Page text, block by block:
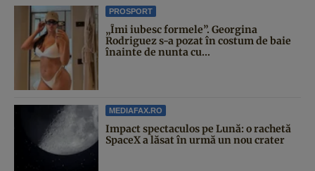
PROSPORT
„Îmi iubesc formele”. Georgina
Rodriguez s-a pozat în costum de baie
înainte de nunta cu...
MEDIAFAX.RO
Impact spectaculos pe Lună: o rachetă
SpaceX a lăsat în urmă un nou crater